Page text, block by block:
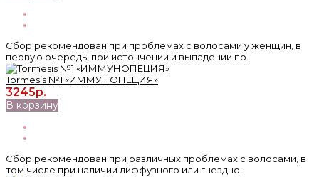
Сбор рекомендован при проблемах с волосами у женщин, в
первую очередь, при истончении и выпадении по..
Tormesis №1 «ИММУНОПЕЦИЯ»
3245р.
В корзину
Сбор рекомендован при различных проблемах с волосами, в
том числе при наличии диффузного или гнездно..